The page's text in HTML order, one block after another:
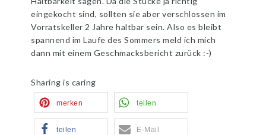
eingekocht sind, sollten sie aber verschlossen im
Vorratskeller 2 Jahre haltbar sein. Also es bleibt
spannend im Laufe des Sommers meld ich mich
dann mit einem Geschmacksbericht zurück :-)
Sharing is caring
merken teilen
teilen E-Mail